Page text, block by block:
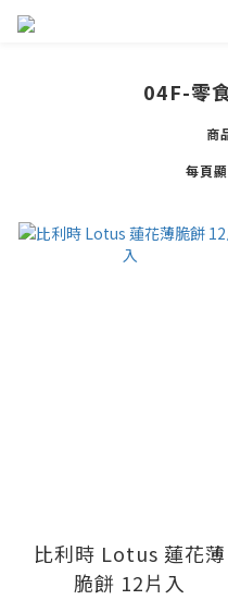
04F-零
商
每頁
比利時 Lotus 蓮花薄
脆餅 12片入